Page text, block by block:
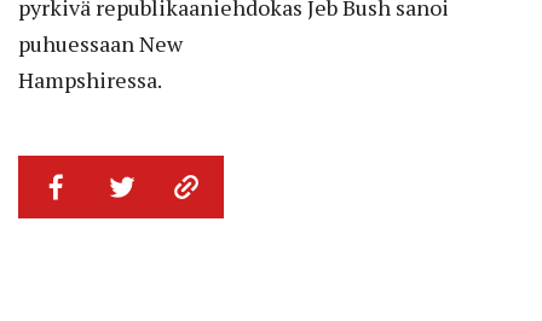
pyrkivä republikaaniehdokas Jeb Bush sanoi
puhuessaan New
Hampshiressa.